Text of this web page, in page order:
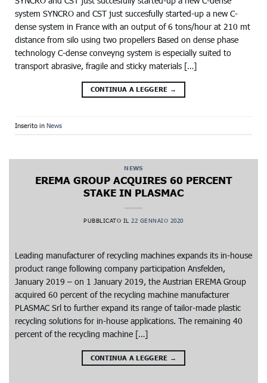
system SYNCRO and CST just succesfully started-up a new C-
dense system in France with an output of 6 tons/hour at 210 mt
distance from silo using two propellers Based on dense phase
technology C-dense conveyng system is especially suited to
transport abrasive, fragile and sticky materials […]
CONTINUA A LEGGERE →
Inserito in News
NEWS
EREMA GROUP ACQUIRES 60 PERCENT
STAKE IN PLASMAC
PUBBLICATO IL22 GENNAIO 2020
Leading manufacturer of recycling machines expands its in-house
product range following company participation Ansfelden,
January 2019 – on 1 January 2019, the Austrian EREMA Group
acquired 60 percent of the recycling machine manufacturer
PLASMAC Srl to further expand its range of tailor-made plastic
recycling solutions for in-house applications. The remaining 40
percent of the recycling machine […]
CONTINUA A LEGGERE →